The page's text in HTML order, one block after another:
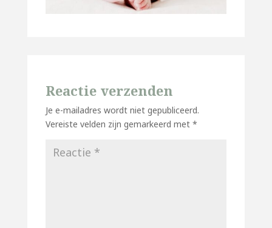
Reactie verzenden
Je e-mailadres wordt niet gepubliceerd.
Vereiste velden zijn gemarkeerd met *